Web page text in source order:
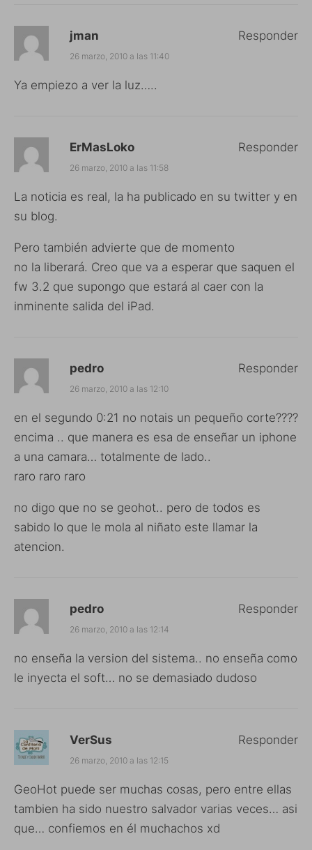
jman
26 marzo, 2010 a las 11:40
Ya empiezo a ver la luz…..
Responder
ErMasLoko
26 marzo, 2010 a las 11:58
La noticia es real, la ha publicado en su twitter y en
su blog.
Pero también advierte que de momento
no la liberará. Creo que va a esperar que saquen el
fw 3.2 que supongo que estará al caer con la
inminente salida del iPad.
Responder
pedro
26 marzo, 2010 a las 12:10
en el segundo 0:21 no notais un pequeño corte????
encima .. que manera es esa de enseñar un iphone
a una camara… totalmente de lado..
raro raro raro
no digo que no se geohot.. pero de todos es
sabido lo que le mola al niñato este llamar la
atencion.
Responder
pedro
26 marzo, 2010 a las 12:14
no enseña la version del sistema.. no enseña como
le inyecta el soft… no se demasiado dudoso
Responder
VerSus
26 marzo, 2010 a las 12:15
GeoHot puede ser muchas cosas, pero entre ellas
tambien ha sido nuestro salvador varias veces… asi
que… confiemos en él muchachos xd
Responder